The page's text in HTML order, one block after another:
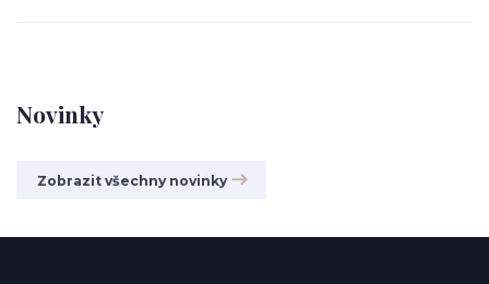
Novinky
Zobrazit všechny novinky